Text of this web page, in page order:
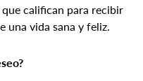
califican para recibir
una vida sana y feliz.